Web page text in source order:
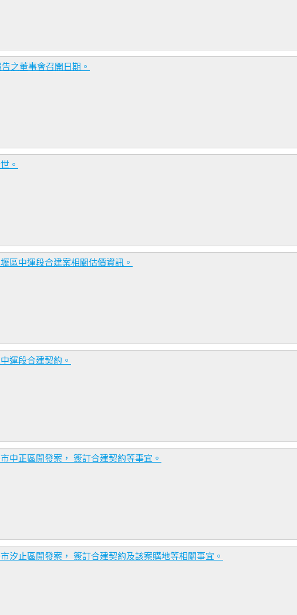
之董事會召開日期。
。
區中運段合建案相關估價資訊。
運段合建契約。
中正區開發案， 簽訂合建契約等事宜。
汐止區開發案， 簽訂合建契約及該案購地等相關事宜。